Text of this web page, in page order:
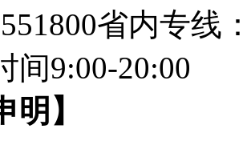
省内专线
间9:00-20:00
明】